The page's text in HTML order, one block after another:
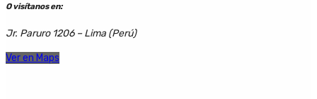
O visítanos en:
Jr. Paruro 1206 – Lima (Perú)
Ver en Maps